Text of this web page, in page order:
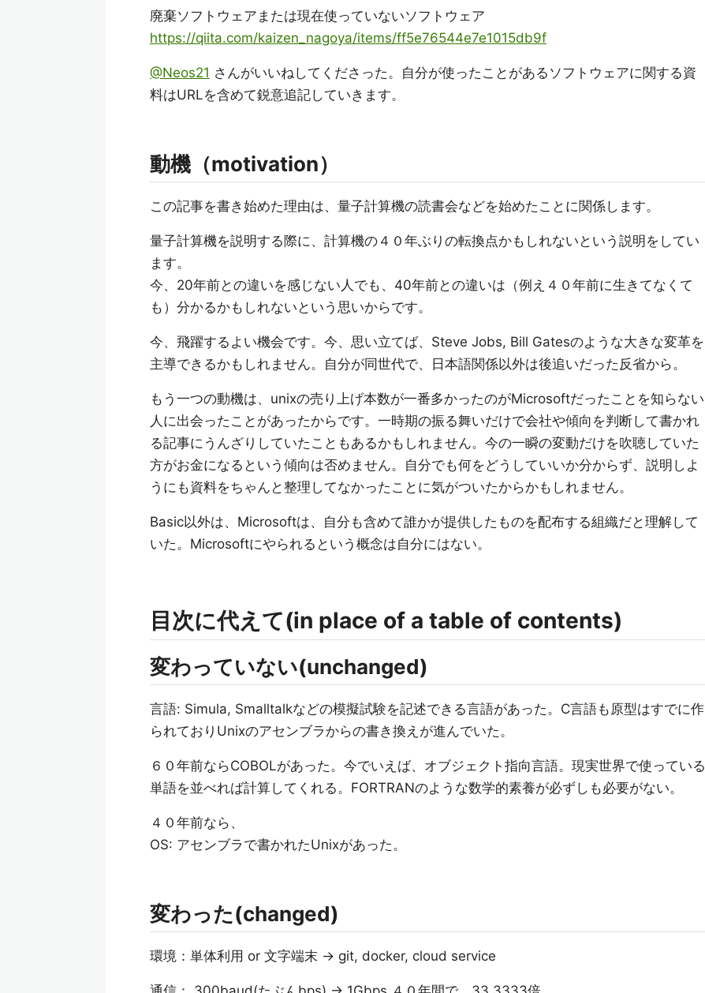
廃棄ソフトウェアまたは現在使っていないソフトウェア
https://qiita.com/kaizen_nagoya/items/ff5e76544e7e1015db9f
@Neos21 さんがいいねしてくださった。自分が使ったことがあるソフトウェアに関する資
料はURLを含めて鋭意追記していきます。
動機（motivation）
この記事を書き始めた理由は、量子計算機の読書会などを始めたことに関係します。
量子計算機を説明する際に、計算機の４０年ぶりの転換点かもしれないという説明をしてい
ます。
今、20年前との違いを感じない人でも、40年前との違いは（例え４０年前に生きてなくて
も）分かるかもしれないという思いからです。
今、飛躍するよい機会です。今、思い立てば、Steve Jobs, Bill Gatesのような大きな変革を
主導できるかもしれません。自分が同世代で、日本語関係以外は後追いだった反省から。
もう一つの動機は、unixの売り上げ本数が一番多かったのがMicrosoftだったことを知らない
人に出会ったことがあったからです。一時期の振る舞いだけで会社や傾向を判断して書かれ
る記事にうんざりしていたこともあるかもしれません。今の一瞬の変動だけを吹聴していた
方がお金になるという傾向は否めません。自分でも何をどうしていいか分からず、説明しよ
うにも資料をちゃんと整理してなかったことに気がついたからかもしれません。
Basic以外は、Microsoftは、自分も含めて誰かが提供したものを配布する組織だと理解して
いた。Microsoftにやられるという概念は自分にはない。
目次に代えて(in place of a table of contents)
変わっていない(unchanged)
言語: Simula, Smalltalkなどの模擬試験を記述できる言語があった。C言語も原型はすでに作
られておりUnixのアセンブラからの書き換えが進んでいた。
６０年前ならCOBOLがあった。今でいえば、オブジェクト指向言語。現実世界で使っている
単語を並べれば計算してくれる。FORTRANのような数学的素養が必ずしも必要がない。
４０年前なら、
OS: アセンブラで書かれたUnixがあった。
変わった(changed)
環境：単体利用 or 文字端末 -> git, docker, cloud service